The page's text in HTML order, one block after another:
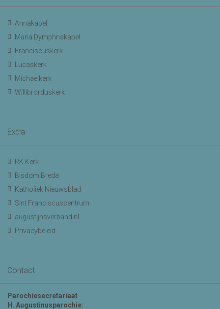
Annakapel
Maria Dymphnakapel
Franciscuskerk
Lucaskerk
Michaelkerk
Willibrorduskerk
Extra
RK Kerk
Bisdom Breda
Katholiek Nieuwsblad
Sint Franciscuscentrum
augustijnsverband.nl
Privacybeleid
Contact
Parochiesecretariaat
H. Augustinusparochie: